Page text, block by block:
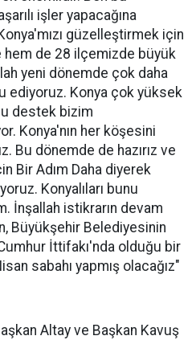
işler yapacağına
güzelleştirmek için
de 28 ilçemizde büyük
yeni dönemde çok daha
ediyoruz. Konya çok yüksek
destek bizim
Konya'nın her köşesini
Bu dönemde de hazırız ve
Bir Adım Daha diyerek
Konyalıları bunu
İnşallah istikrarın devam
Büyükşehir Belediyesinin
İttifakı'nda olduğu bir
sabahı yapmış olacağız"
Altay ve Başkan Kavuş